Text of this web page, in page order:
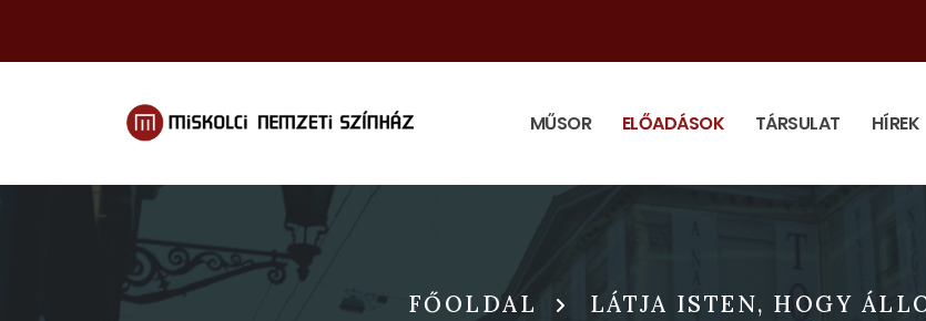
MŰSOR ELŐADÁSOK TÁRSULAT HÍREK
FŐOLDAL LÁTJA ISTEN, HOGY